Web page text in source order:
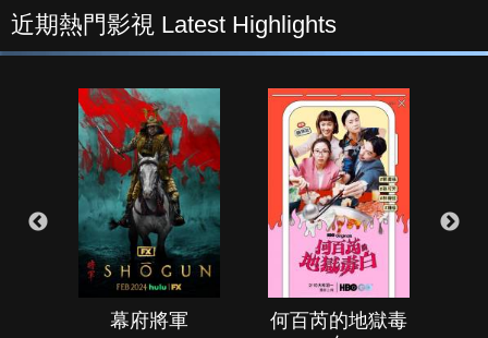
近期熱門影視 Latest Highlights
幕府將軍
何百芮的地獄毒